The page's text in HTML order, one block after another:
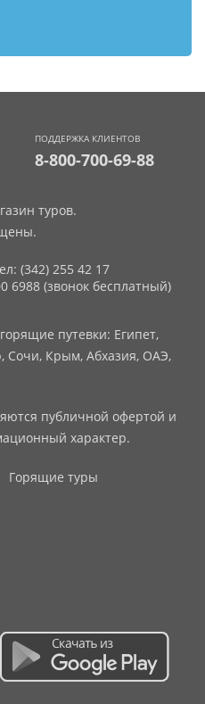
ПОДДЕРЖКА КЛИЕНТОВ
8-800-700-69-88
туров.
(342) 255 42 17
6988 (звонок бесплатный)
путевки: Египет,
Сочи, Крым, Абхазия, ОАЭ,
публичной офертой и
характер.
Горящие туры